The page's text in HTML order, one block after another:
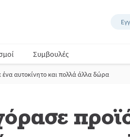
Συμβουλές
αυτοκίνητο και πολλά άλλα δώρα